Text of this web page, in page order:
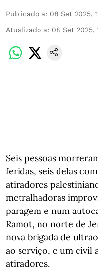
Publicado a: 08 Set 2025,
Atualizado a: 08 Set 2025,
Seis pessoas
feridas, seis delas
atiradores
metralhadoras
paragem e num
Ramot, no norte de
nova brigada de
ao serviço, e um civil
atiradores.